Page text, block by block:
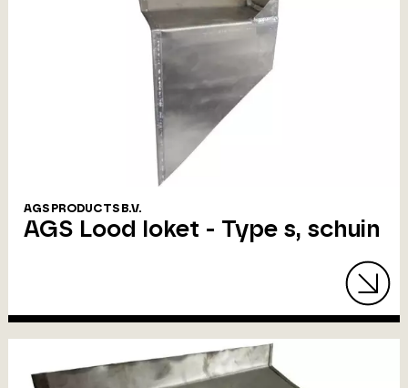
AGS PRODUCTS B.V.
AGS Lood loket - Type s, schuin